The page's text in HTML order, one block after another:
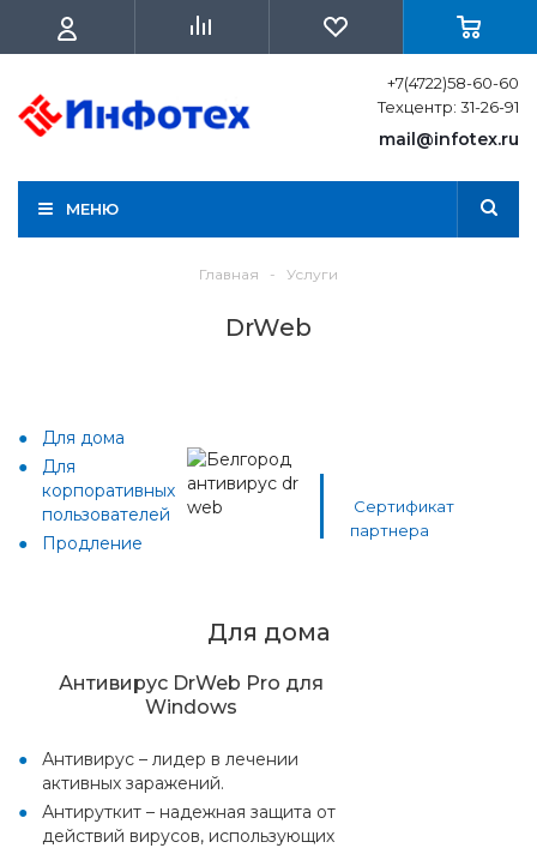
+7(4722)58-60-60
Техцентр: 31-26-91
mail@infotex.ru
МЕНЮ
Главная - Услуги
DrWeb
Для дома
Для
корпоративных
пользователей
Продление
Сертификат
партнера
Для дома
Антивирус DrWeb Pro для
Windows
Антивирус – лидер в лечении
активных заражений.
Антируткит – надежная защита от
действий вирусов, использующих